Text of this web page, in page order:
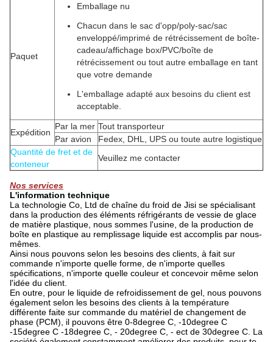
Paquet
Emballage nu
Chacun dans le sac d'opp/poly-sac/sac
enveloppé/imprimé de rétrécissement de boîte-
cadeau/affichage box/PVC/boîte de
rétrécissement ou tout autre emballage en tant
que votre demande
L'emballage adapté aux besoins du client est
acceptable.
Expédition
Par la mer Tout transporteur
Par avion
Fedex, DHL, UPS ou toute autre logistique
Quantité de fret et de
conteneur
Veuillez me contacter
Nos services
L'information technique
La technologie Co, Ltd de chaîne du froid de Jisi se spécialisant
dans la production des éléments réfrigérants de vessie de glace
de matière plastique, nous sommes l'usine, de la production de
boîte en plastique au remplissage liquide est accomplis par nous-
mêmes.
Ainsi nous pouvons selon les besoins des clients, à fait sur
commande n'importe quelle forme, de n'importe quelles
spécifications, n'importe quelle couleur et concevoir même selon
l'idée du client.
En outre, pour le liquide de refroidissement de gel, nous pouvons
également selon les besoins des clients à la température
différente faite sur commande du matériel de changement de
phase (PCM), il pouvons être 0-8degree C, -10degree C
-15degree C -18degree C, - 20degree C, - ect de 30degree C. La